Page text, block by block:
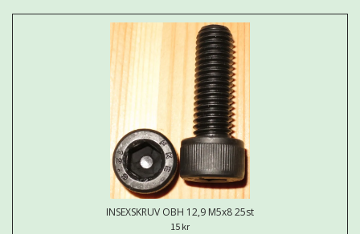
INSEXSKRUV OBH 12,9 M5x8 25st
15 kr